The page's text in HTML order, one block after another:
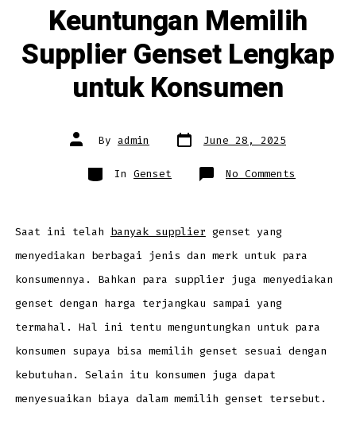
Keuntungan Memilih
Supplier Genset Lengkap
untuk Konsumen
Post
author
By admin Post
date
June 28, 2025
Categories
In Genset No Comments
Saat ini telah banyak supplier genset yang
menyediakan berbagai jenis dan merk untuk para
konsumennya. Bahkan para supplier juga menyediakan
genset dengan harga terjangkau sampai yang
termahal. Hal ini tentu menguntungkan untuk para
konsumen supaya bisa memilih genset sesuai dengan
kebutuhan. Selain itu konsumen juga dapat
menyesuaikan biaya dalam memilih genset tersebut.